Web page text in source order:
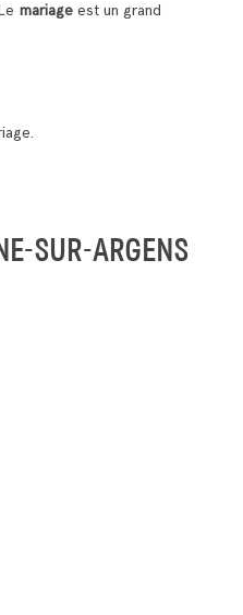
mariage est un grand
SUR-ARGENS